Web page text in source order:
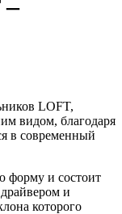
LOFT,
видом, благодаря
в современный
форму и состоит
и
которого